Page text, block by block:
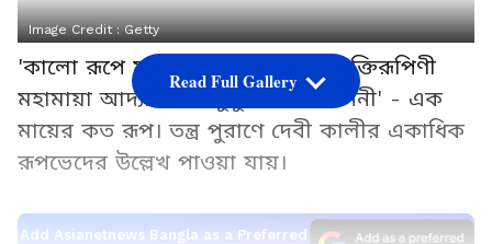
Image Credit :Getty
'কালো রূপে মুণ্ডমালিনী এলোকেশী শক্তিরূপিণী
মহামায়া আদ্যাশক্তি চতুর্ভুজা জগৎজননী' - এক
মায়ের কত রূপ। তন্ত্র পুরাণে দেবী কালীর একাধিক
রূপভেদের উল্লেখ পাওয়া যায়।
Add Asianetnews Bangla as a Preferred
Read Full Gallery